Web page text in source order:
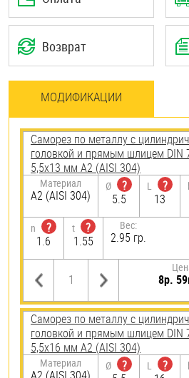
Возврат
МОДИФИКАЦИИ
Саморез по металлу с
головкой и прямым шлицем DIN
5,5х13 мм А2 (AISI 304)
Материал
А2 (AISI 304)
Ø
?
5.5
L
?
13
n
?
1.6
t
?
1.55
Вес:
2.95 гр.
8р.
Саморез по металлу с
головкой и прямым шлицем DIN
5,5х16 мм А2 (AISI 304)
Материал Ø
?
L
?